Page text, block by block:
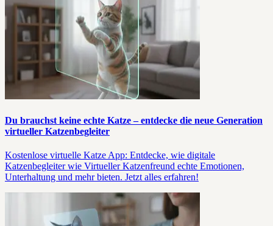
Du brauchst keine echte Katze – entdecke die neue Generation
virtueller Katzenbegleiter
Kostenlose virtuelle Katze App: Entdecke, wie digitale
Katzenbegleiter wie Virtueller Katzenfreund echte Emotionen,
Unterhaltung und mehr bieten. Jetzt alles erfahren!